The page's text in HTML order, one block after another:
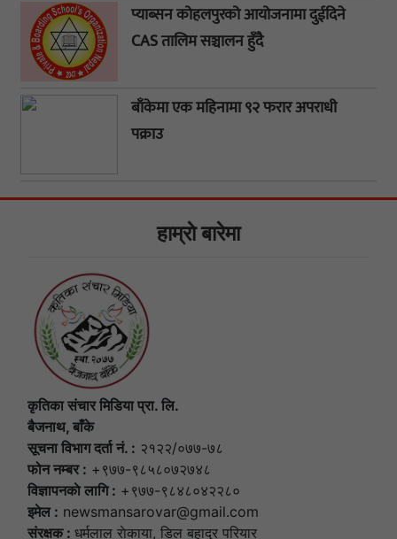
प्याब्सन कोहलपुरको आयोजनामा दुईदिने
CAS तालिम सञ्चालन हुँदै
बाँकेमा एक महिनामा ९२ फरार अपराधी
पक्राउ
हाम्राे बारेमा
कृतिका संचार मिडिया प्रा. लि.
बैजनाथ, बाँके
सूचना विभाग दर्ता नं. : २१२२/०७७-७८
फोन नम्बर : +९७७-९८५८०७२७४८
विज्ञापनकाे लागि : +९७७-९८४८०४२२८०
इमेल : newsmansarovar@gmail.com
संरक्षक : धर्मलाल राेकाया, डिल बहादुर परियार